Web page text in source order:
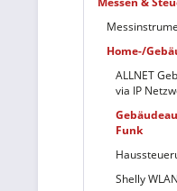
Home-/
ALLNET
via IP
Funk
Shelly